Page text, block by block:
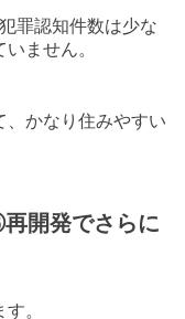
罪認知件数は少な
ません。
、かなり住みやすい
開発でさらに
。